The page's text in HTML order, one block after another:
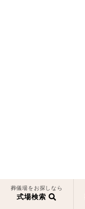
葬儀場をお探しなら
式場検索